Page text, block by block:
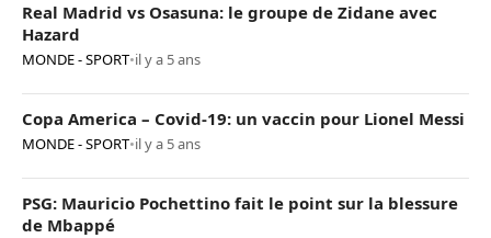
Real Madrid vs Osasuna: le groupe de Zidane avec
Hazard
MONDE - SPORT•il y a 5 ans
Copa America – Covid-19: un vaccin pour Lionel Messi
MONDE - SPORT•il y a 5 ans
PSG: Mauricio Pochettino fait le point sur la blessure
de Mbappé